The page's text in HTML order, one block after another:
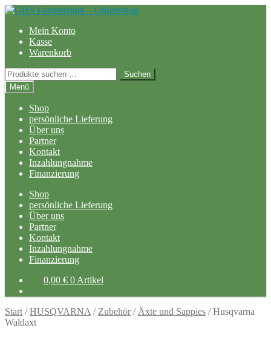
Zur
springen
Zum
springenMein Konto
Kasse
Warenkorb
Suchen
nach:
Suchen
Menü
Shop
persönliche Lieferung
Über uns
Partner
Kontakt
Inzahlungnahme
Finanzierung
Shop
persönliche Lieferung
Über uns
Partner
Kontakt
Inzahlungnahme
Finanzierung
0,00 € 0 Artikel
Start /HUSQVARNA / Zubehör/ Äxte und Sappies /Husqvarna
Waldaxt